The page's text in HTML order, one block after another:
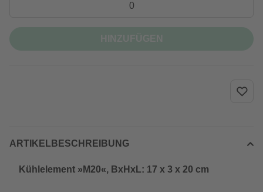
ARTIKELBESCHREIBUNG
Kühlelement »M20«, BxHxL: 17 x 3 x 20 cm